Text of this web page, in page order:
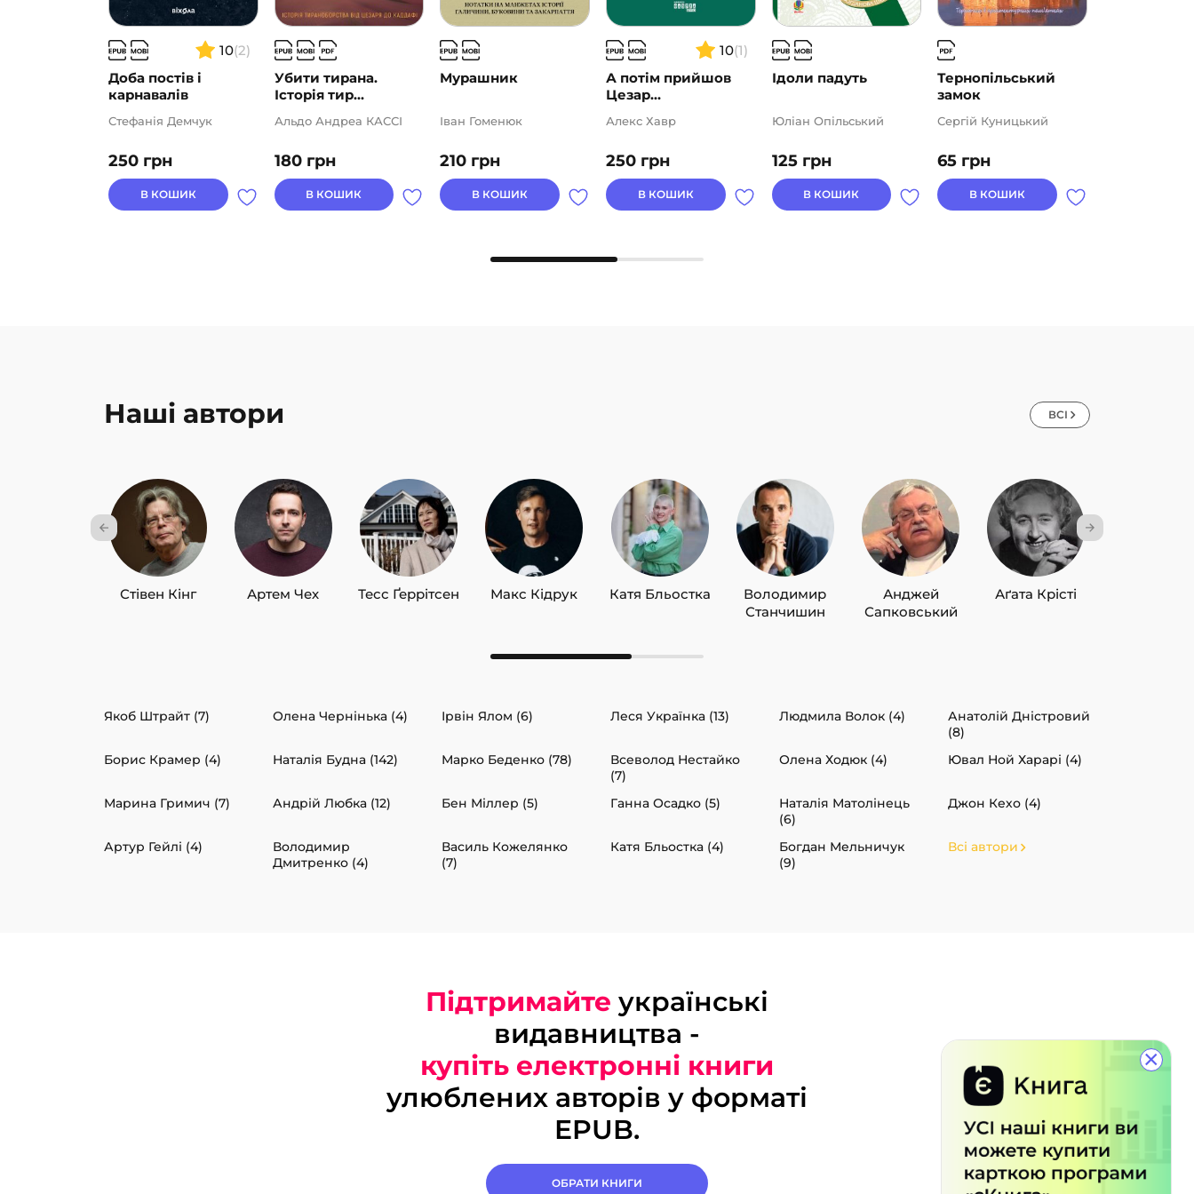
×
10(2)
Доба постів і
карнавалів
250 грн
Стефанія Демчук
В КОШИК
Убити тирана.
Історія тир...
180 грн
Альдо Андреа КАССІ
В КОШИК
Мурашник
210 грн
Іван Гоменюк
В КОШИК
10(1)
А потім прийшов
Цезар…
250 грн
Алекс Хавр
В КОШИК
Ідоли падуть
125 грн
Юліан Опільський
В КОШИК
Тернопільський
замок
65 грн
Сергій Куницький
В КОШИК
Наші автори ВСІ
Стівен Кінг Артем Чех Тесс Ґеррітсен Макс Кідрук Катя Бльостка
Володимир
Станчишин
Анджей
Сапковський
Аґата Крісті
Якоб Штрайт (7) Олена Чернінька (4) Ірвін Ялом (6) Леся Українка (13) Людмила Волок (4)
Анатолій Дністровий
(8)
Борис Крамер (4)
Наталія Будна (142) Марко Беденко (78)
Всеволод Нестайко
(7)
Олена Ходюк (4) Ювал Ной Харарі (4)
Марина Гримич (7) Андрій Любка (12) Бен Міллер (5) Ганна Осадко (5)
Наталія Матолінець
(6)
Джон Кехо (4)
Артур Гейлі (4)
Володимир
Дмитренко (4)
Василь Кожелянко
(7)
Катя Бльостка (4)
Богдан Мельничук
(9)
Всі автори
Підтримайте українські
видавництва -
купіть електронні книги
улюблених авторів у форматі
EPUB.
ОБРАТИ КНИГИ